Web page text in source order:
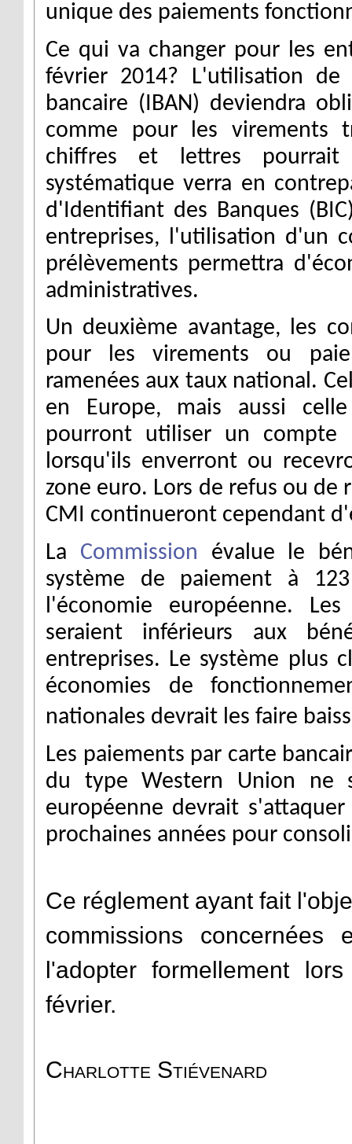
unique des paiements
Ce qui va changer pour les
février 2014? L'utilisation
bancaire (IBAN) deviendra
comme pour les virements
chiffres et lettres pourrait
systématique verra en
d'Identifiant des Banques
entreprises, l'utilisation d'un
prélèvements permettra
administratives.
Un deuxième avantage, les
pour les virements ou
ramenées aux taux national.
en Europe, mais aussi
pourront utiliser un compte
lorsqu'ils enverront ou
zone euro. Lors de refus ou de
CMI continueront cependant
La Commission évalue le
système de paiement à
l'économie européenne.
seraient inférieurs aux
entreprises. Le système plus
économies de
nationales devrait les faire
Les paiements par carte
du type Western Union ne
européenne devrait
prochaines années pour
Ce réglement ayant fait
commissions
l'adopter formellement
février.
Charlotte Stiévenard